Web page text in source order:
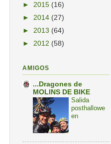
► 2015 (16)
► 2014 (27)
► 2013 (64)
► 2012 (58)
AMIGOS
...Dragones de
MOLINS DE BIKE
Salida
posthallowe
en